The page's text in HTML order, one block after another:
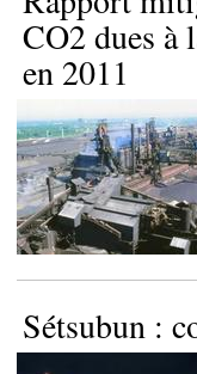
CO2 dues à
en 2011
Sétsubun :